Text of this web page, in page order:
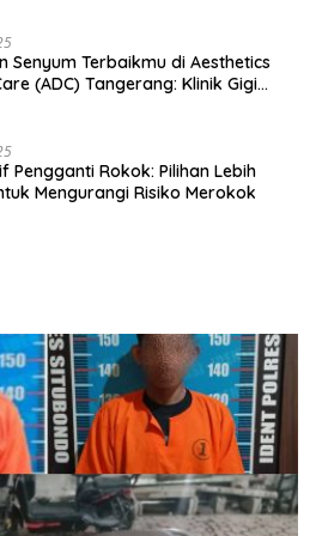
Senyum Terbaikmu di Aesthetics
(ADC) Tangerang: Klinik Gigi
Pengganti Rokok: Pilihan Lebih
Mengurangi Risiko Merokok